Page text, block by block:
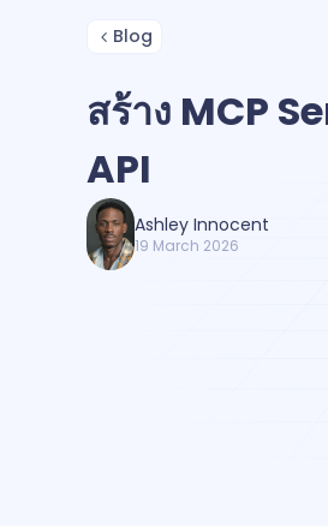
Blog
สร้าง MCP
API
Ashley Innocent
19 March 2026